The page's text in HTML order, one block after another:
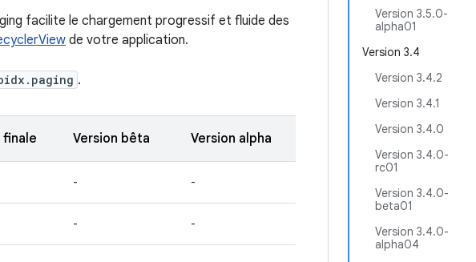
Version 3.5.0-
alpha01
Version 3.4
Version 3.4.2
Version 3.4.1
Version 3.4.0
Version 3.4.0-
rc01
Version 3.4.0-
beta01
Version 3.4.0-
alpha04
facilite le chargement progressif et fluide des
de votre application.
.
finale Version bêta Version alpha
- -
- -